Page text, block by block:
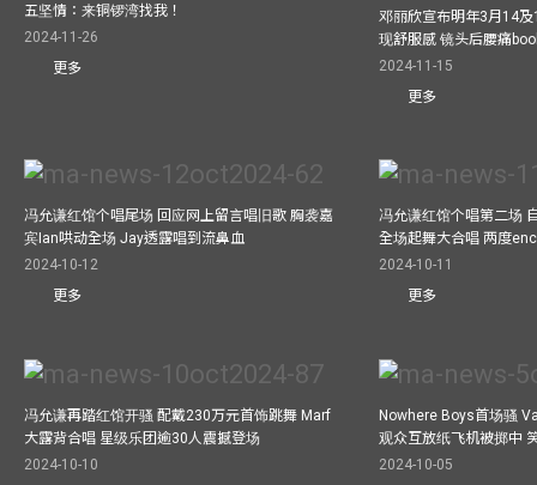
五坚情：来铜锣湾找我！
2024-11-26
更多
邓丽欣宣布明年3月14
现舒服感 镜头后腰痛
2024-11-15
更多
冯允谦红馆个唱尾场 回应网上留言唱旧歌 胸袭嘉
宾Ian哄动全场 Jay透露唱到流鼻血
2024-10-12
更多
冯允谦红馆个唱第二场
全场起舞大合唱 两度
2024-10-11
更多
冯允谦再踏红馆开骚 配戴230万元首饰跳舞 Marf
大露背合唱 星级乐团逾30人震撼登场
2024-10-10
Nowhere Boys首场骚
观众互放纸飞机被掷中
2024-10-05